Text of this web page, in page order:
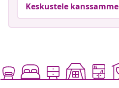
Keskustele kanssamme